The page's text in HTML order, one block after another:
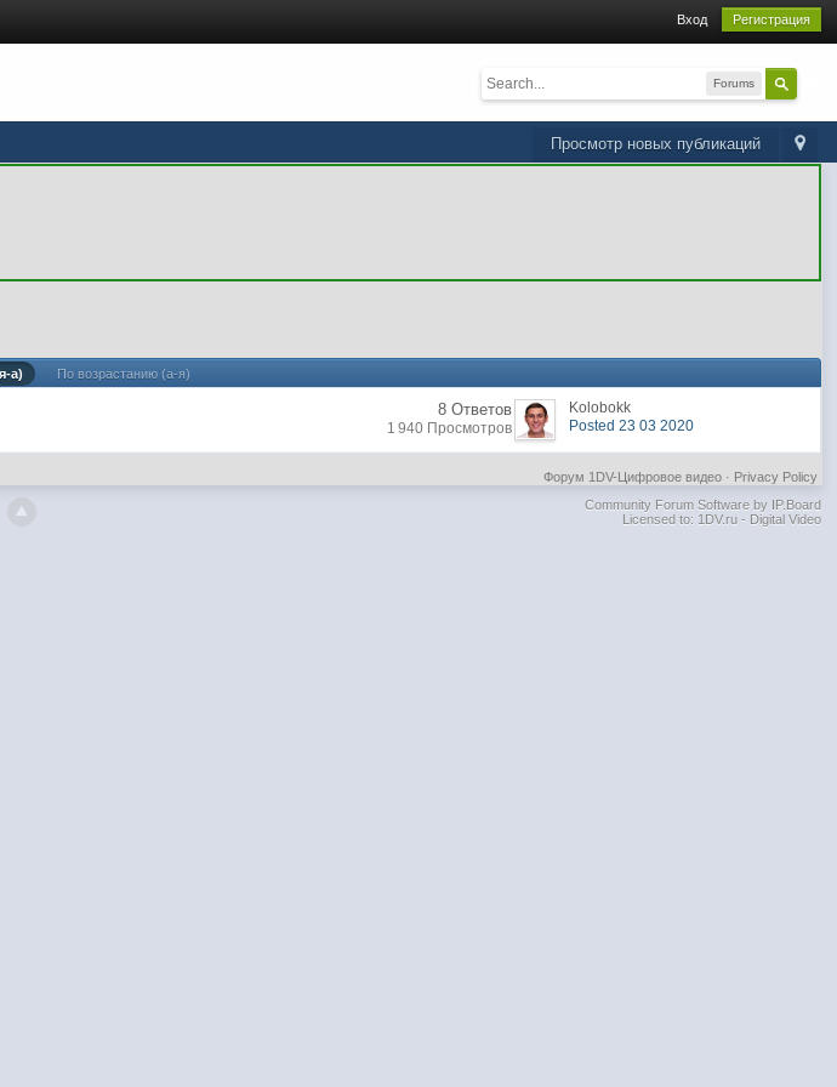
Вход Регистрация
Forums
Просмотр новых публикаций
а) По возрастанию (а-я)
8 Ответов
1 940 Просмотров
Kolobokk
Posted 23 03 2020
Privacy Policy
Форум 1DV-Цифровое видео·
Community Forum Software by IP.Board
Licensed to: 1DV.ru - Digital Video